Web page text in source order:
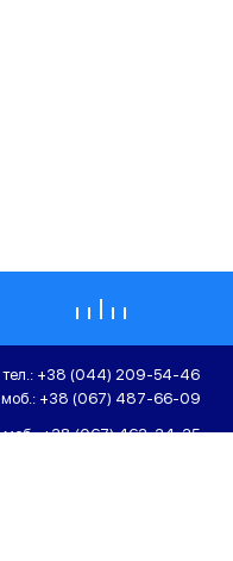
тел.: +38 (044) 209-54-46
моб.: +38 (067) 487-66-09
моб.:+38 (067) 463-34-35